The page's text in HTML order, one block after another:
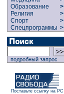
Образование
>
Религия
>
Спорт
>
Спецпрограммы >
подробный запрос
Поставьте ссылку на РС